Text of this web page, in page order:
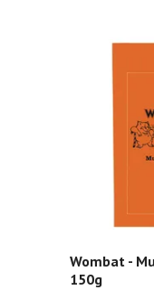
Wombat -
150g